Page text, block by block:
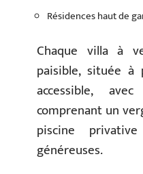
Résidences haut de
Chaque villa à
paisible, située à
accessible,
comprenant un
piscine
généreuses.